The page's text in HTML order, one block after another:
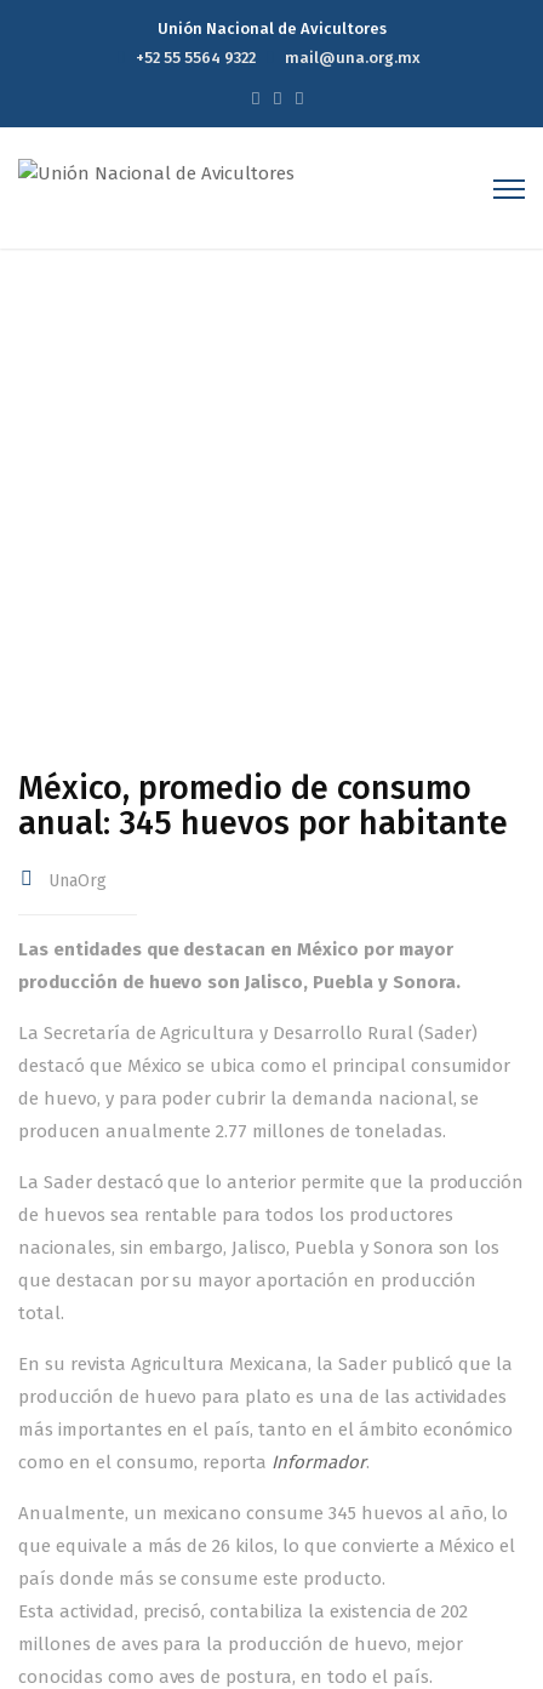
Unión Nacional de Avicultores
+52 55 5564 9322
mail@una.org.mx
México, promedio de consumo
anual: 345 huevos por habitante
UnaOrg
Las entidades que destacan en México por mayor
producción de huevo son Jalisco, Puebla y Sonora.
La Secretaría de Agricultura y Desarrollo Rural (Sader)
destacó que México se ubica como el principal consumidor
de huevo, y para poder cubrir la demanda nacional, se
producen anualmente 2.77 millones de toneladas.
La Sader destacó que lo anterior permite que la producción
de huevos sea rentable para todos los productores
nacionales, sin embargo, Jalisco, Puebla y Sonora son los
que destacan por su mayor aportación en producción
total.
En su revista Agricultura Mexicana, la Sader publicó que la
producción de huevo para plato es una de las actividades
más importantes en el país, tanto en el ámbito económico
como en el consumo, reporta Informador.
Anualmente, un mexicano consume 345 huevos al año, lo
que equivale a más de 26 kilos, lo que convierte a México el
país donde más se consume este producto.
Esta actividad, precisó, contabiliza la existencia de 202
millones de aves para la producción de huevo, mejor
conocidas como aves de postura, en todo el país.